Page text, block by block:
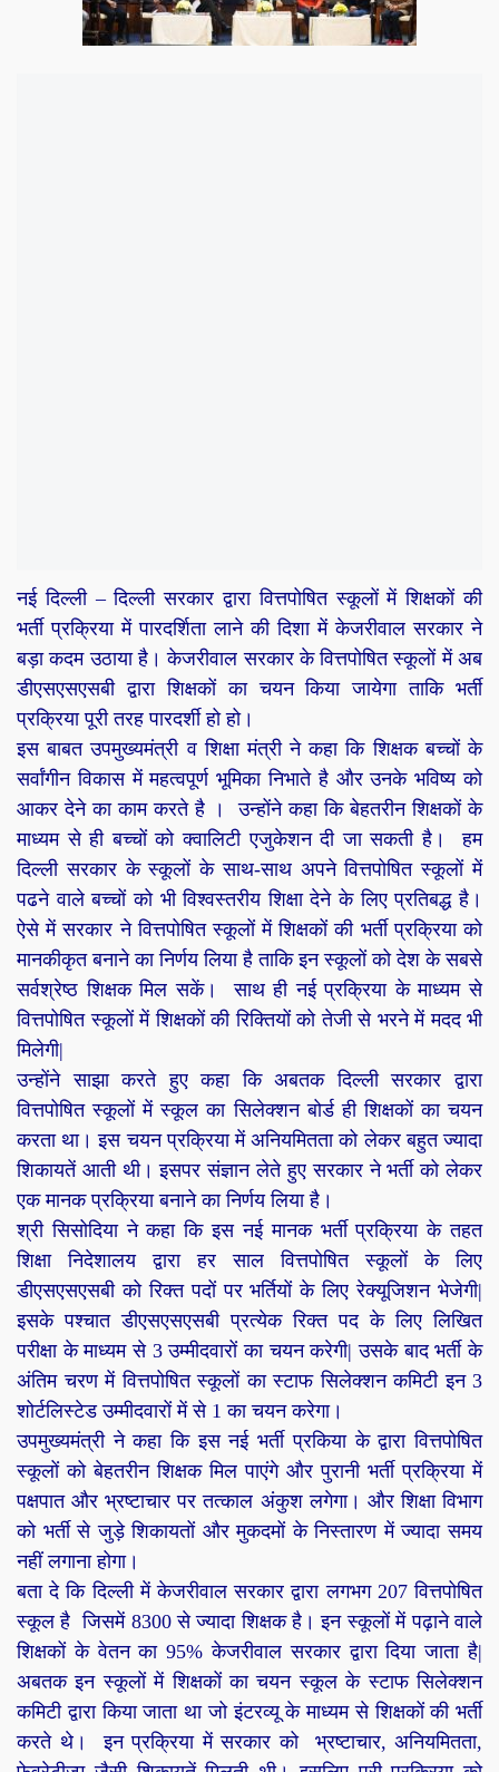
नई दिल्ली – दिल्ली सरकार द्वारा वित्तपोषित स्कूलों में शिक्षकों की
भर्ती प्रक्रिया में पारदर्शिता लाने की दिशा में केजरीवाल सरकार ने
बड़ा कदम उठाया है। केजरीवाल सरकार के वित्तपोषित स्कूलों में अब
डीएसएसएसबी द्वारा शिक्षकों का चयन किया जायेगा ताकि भर्ती
प्रक्रिया पूरी तरह पारदर्शी हो हो।
इस बाबत उपमुख्यमंत्री व शिक्षा मंत्री ने कहा कि शिक्षक बच्चों के
सर्वांगीन विकास में महत्वपूर्ण भूमिका निभाते है और उनके भविष्य को
आकर देने का काम करते है । उन्होंने कहा कि बेहतरीन शिक्षकों के
माध्यम से ही बच्चों को क्वालिटी एजुकेशन दी जा सकती है। हम
दिल्ली सरकार के स्कूलों के साथ-साथ अपने वित्तपोषित स्कूलों में
पढने वाले बच्चों को भी विश्वस्तरीय शिक्षा देने के लिए प्रतिबद्ध है।
ऐसे में सरकार ने वित्तपोषित स्कूलों में शिक्षकों की भर्ती प्रक्रिया को
मानकीकृत बनाने का निर्णय लिया है ताकि इन स्कूलों को देश के सबसे
सर्वश्रेष्ठ शिक्षक मिल सकें। साथ ही नई प्रक्रिया के माध्यम से
वित्तपोषित स्कूलों में शिक्षकों की रिक्तियों को तेजी से भरने में मदद भी
मिलेगी|
उन्होंने साझा करते हुए कहा कि अबतक दिल्ली सरकार द्वारा
वित्तपोषित स्कूलों में स्कूल का सिलेक्शन बोर्ड ही शिक्षकों का चयन
करता था। इस चयन प्रक्रिया में अनियमितता को लेकर बहुत ज्यादा
शिकायतें आती थी। इसपर संज्ञान लेते हुए सरकार ने भर्ती को लेकर
एक मानक प्रक्रिया बनाने का निर्णय लिया है।
श्री सिसोदिया ने कहा कि इस नई मानक भर्ती प्रक्रिया के तहत
शिक्षा निदेशालय द्वारा हर साल वित्तपोषित स्कूलों के लिए
डीएसएसएसबी को रिक्त पदों पर भर्तियों के लिए रेक्यूजिशन भेजेगी|
इसके पश्चात डीएसएसएसबी प्रत्येक रिक्त पद के लिए लिखित
परीक्षा के माध्यम से 3 उम्मीदवारों का चयन करेगी| उसके बाद भर्ती के
अंतिम चरण में वित्तपोषित स्कूलों का स्टाफ सिलेक्शन कमिटी इन 3
शोर्टलिस्टेड उम्मीदवारों में से 1 का चयन करेगा।
उपमुख्यमंत्री ने कहा कि इस नई भर्ती प्रकिया के द्वारा वित्तपोषित
स्कूलों को बेहतरीन शिक्षक मिल पाएंगे और पुरानी भर्ती प्रक्रिया में
पक्षपात और भ्रष्टाचार पर तत्काल अंकुश लगेगा। और शिक्षा विभाग
को भर्ती से जुड़े शिकायतों और मुकदमों के निस्तारण में ज्यादा समय
नहीं लगाना होगा।
बता दे कि दिल्ली में केजरीवाल सरकार द्वारा लगभग 207 वित्तपोषित
स्कूल है जिसमें 8300 से ज्यादा शिक्षक है। इन स्कूलों में पढ़ाने वाले
शिक्षकों के वेतन का 95% केजरीवाल सरकार द्वारा दिया जाता है|
अबतक इन स्कूलों में शिक्षकों का चयन स्कूल के स्टाफ सिलेक्शन
कमिटी द्वारा किया जाता था जो इंटरव्यू के माध्यम से शिक्षकों की भर्ती
करते थे। इन प्रक्रिया में सरकार को भ्रष्टाचार, अनियमितता,